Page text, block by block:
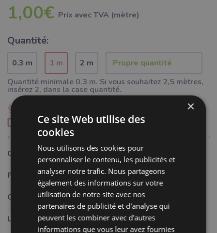
1,00€ Prix ​​avec TVA (mètre)
Quantité:
0.3 m 1 m
2 m
Quantité minimale 0.3 m. Si vous souhaitez 2,5 mètres,
insérez 2, dans la case quantité.
Commander un échantillon
Catégorie: Mercerie
Fabricant: Bubulákovo s.r.o www.bubutissus,fr
Composition: 95%PA + 5% LY
Largeur: 2 cm
Cette notification doit être désactivée pour:
×
Ce site Web utilise des
cookies
Nous utilisons des cookies pour
personnaliser le contenu, les publicités et
analyser notre trafic. Nous partageons
également des informations sur votre
utilisation de notre site avec nos
partenaires de publicité et d'analyse qui
peuvent les combiner avec d'autres
informations que vous leur avez fournies